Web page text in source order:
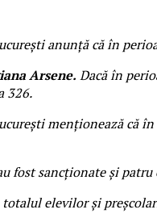
anunţă că în
Arsene. Dacă în
326.
menţionează că
fost sancţionate şi
totalul elevilor şi